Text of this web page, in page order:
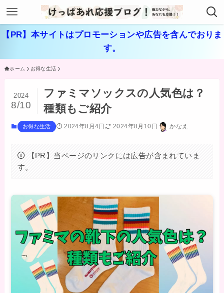
【PR】本サイトはプロモーションや広告を含んでおりま
す。
ホーム お得な生活
ファミマソックスの人気色は？
種類もご紹介
2024
8/10
お得な生活 2024年8月4日 2024年8月10日 かなえ
【PR】当ページのリンクには広告が含まれていま
す。